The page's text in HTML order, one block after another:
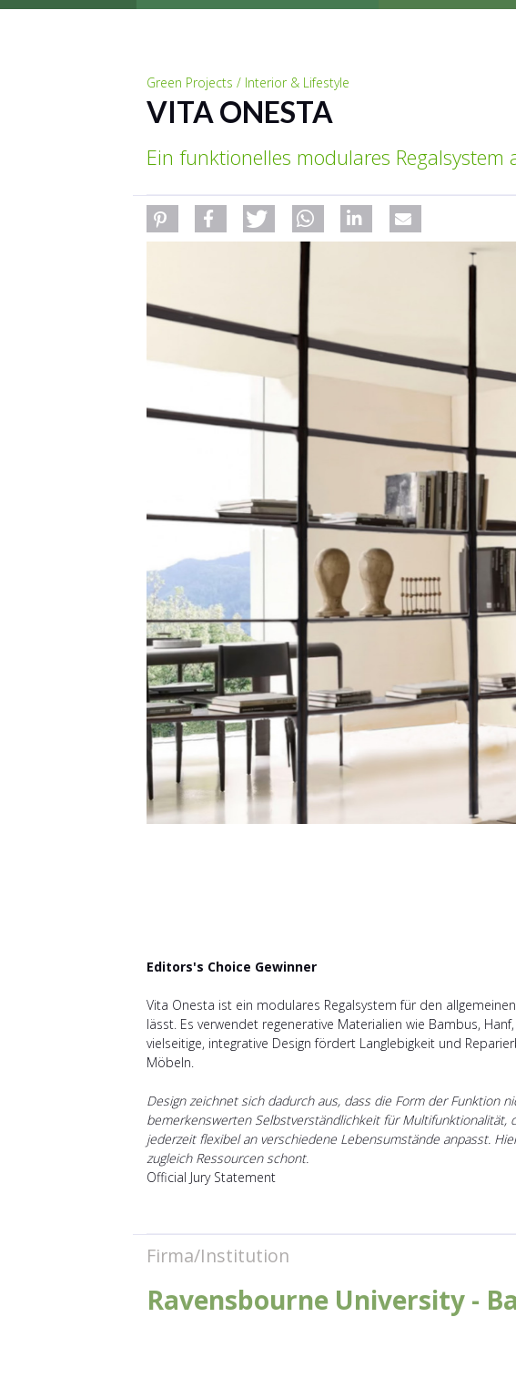
Green Projects / Interior & Lifestyle
VITA ONESTA
Ein funktionelles modulares Regalsystem
Editors's Choice Gewinner
Vita Onesta ist ein modulares Regalsystem für den
lässt. Es verwendet regenerative Materialien wie Bambus,
vielseitige, integrative Design fördert Langlebigkeit und
Möbeln.
Design zeichnet sich dadurch aus, dass die Form der Funktion
bemerkenswerten Selbstverständlichkeit für Multifunktionalität,
jederzeit flexibel an verschiedene Lebensumstände anpasst.
zugleich Ressourcen schont.
Official Jury Statement
Firma/Institution
Ravensbourne University -